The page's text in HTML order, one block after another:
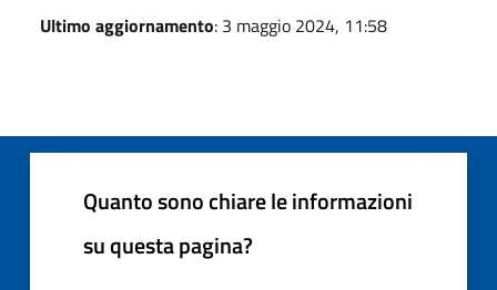
Ultimo aggiornamento: 3 maggio 2024, 11:58
Quanto sono chiare le informazioni
su questa pagina?